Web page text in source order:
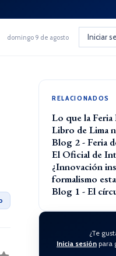
domingo 9 de agosto Iniciar
RELACIONADOS
Lo que la
Libro de Lima
Blog 2 - Feria
El Oficial de
¿Innovación
formalismo
Blog 1 - El
¿Te
Inicia sesión para